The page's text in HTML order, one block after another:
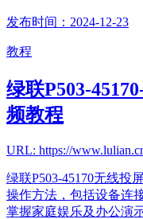
发布时间：2024-12-23
教程
绿联P503-
频教程
URL: https://
绿联P503-45170无线投
操作方法，包括设备连
掌握家庭娱乐及办公演